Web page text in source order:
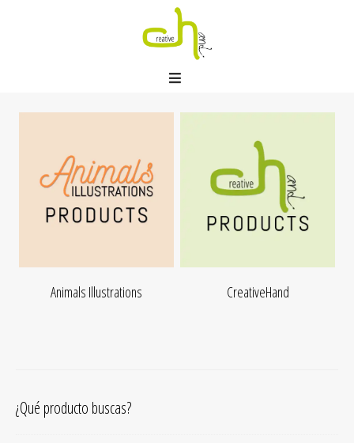
Animals Illustrations CreativeHand
¿Qué producto buscas?